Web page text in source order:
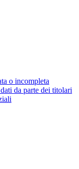
o incompleta
da parte dei titolari